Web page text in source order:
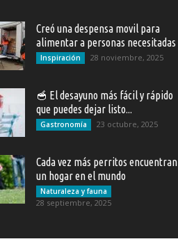
Creó una despensa movil para
alimentar a personas necesitadas
Inspiración 28 noviembre, 2025
🥣 El desayuno más fácil y rápido
que puedes dejar listo...
Gastronomía 23 octubre, 2025
Cada vez más perritos encuentran
un hogar en el mundo
Naturaleza y fauna
28 septiembre, 2025